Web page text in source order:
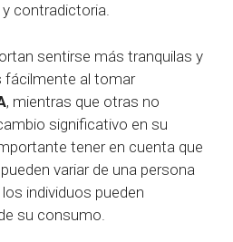
contradictoria.
sentirse más tranquilas y
fácilmente al tomar
, mientras que otras no
significativo en su
tener en cuenta que
pueden variar de una persona
individuos pueden
su consumo.